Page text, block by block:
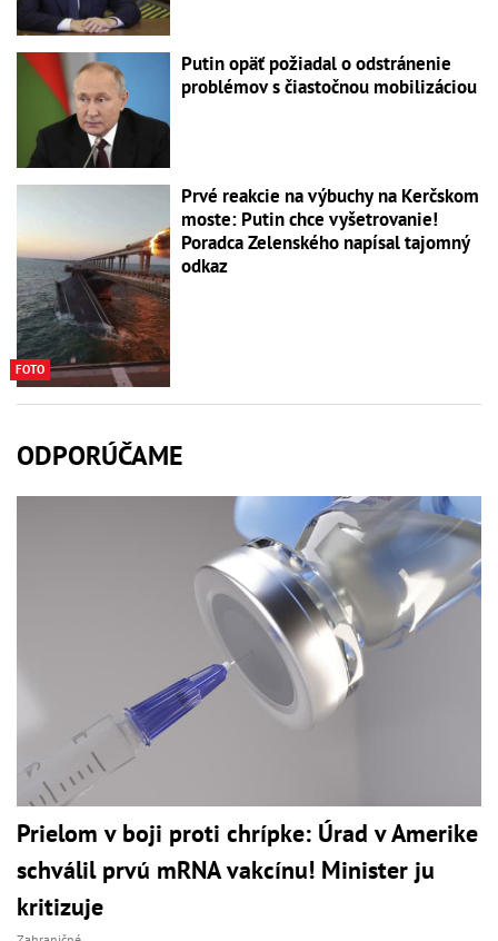
Putin opäť požiadal o odstránenie
problémov s čiastočnou mobilizáciou
FOTO
Prvé reakcie na výbuchy na Kerčskom
moste: Putin chce vyšetrovanie!
Poradca Zelenského napísal tajomný
odkaz
ODPORÚČAME
Prielom v boji proti chrípke: Úrad v Amerike
schválil prvú mRNA vakcínu! Minister ju
kritizuje